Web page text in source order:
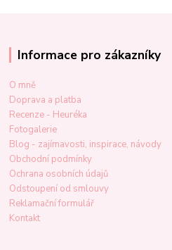
Informace pro zákazníky
O mně
Doprava a platba
Recenze - Heuréka
Fotogalerie
Blog - zajímavosti, inspirace, návody
Obchodní podmínky
Ochrana osobních údajů
Odstoupení od smlouvy
Reklamační formulář
Kontakt